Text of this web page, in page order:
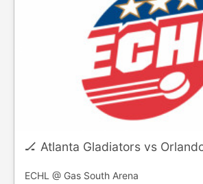
🏒 Atlanta Gladiators vs
ECHL @ Gas South Arena